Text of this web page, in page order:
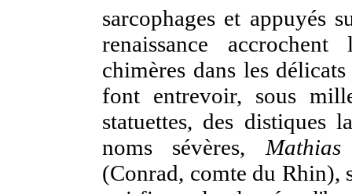
sarcophages et appuyés
renaissance
chimères dans les
font entrevoir, sous
statuettes, des distiques
noms sévères,
(Conrad, comte du Rhin),